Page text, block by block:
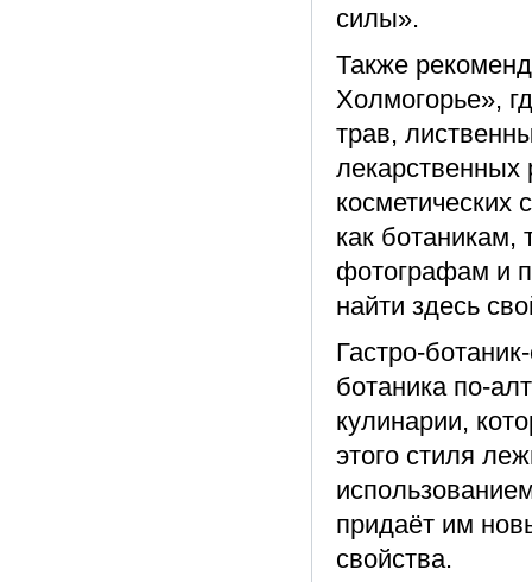
силы».
Также
Холмогорье»,
трав,
лекарственных
косметических
как
фотографам и
найти здесь
Гастро-
ботаника по-
кулинарии,
этого стиля
придаёт им
свойства.